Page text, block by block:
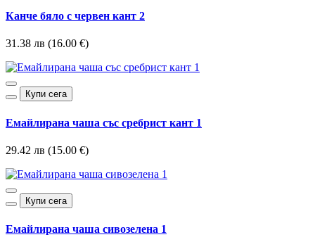
Канче бяло с червен кант 2
31.38 лв (16.00 €)
Купи сега
Емайлирана чаша със сребрист кант 1
29.42 лв (15.00 €)
Купи сега
Емайлирана чаша сивозелена 1